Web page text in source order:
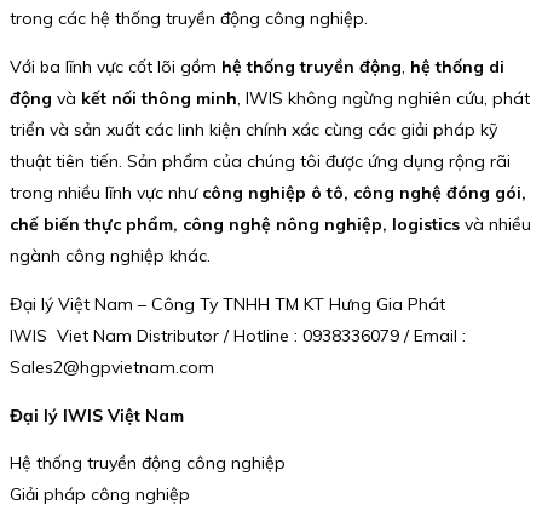
trong các hệ thống truyền động công nghiệp.
Với ba lĩnh vực cốt lõi gồm hệ thống truyền động, hệ thống di
động và kết nối thông minh, IWIS không ngừng nghiên cứu, phát
triển và sản xuất các linh kiện chính xác cùng các giải pháp kỹ
thuật tiên tiến. Sản phẩm của chúng tôi được ứng dụng rộng rãi
trong nhiều lĩnh vực như công nghiệp ô tô, công nghệ đóng gói,
chế biến thực phẩm, công nghệ nông nghiệp, logistics và nhiều
ngành công nghiệp khác.
Đại lý Việt Nam – Công Ty TNHH TM KT Hưng Gia Phát
IWIS Viet Nam Distributor / Hotline : 0938336079 / Email :
Sales2@hgpvietnam.com
Đại lý IWIS Việt Nam
Hệ thống truyền động công nghiệp
Giải pháp công nghiệp